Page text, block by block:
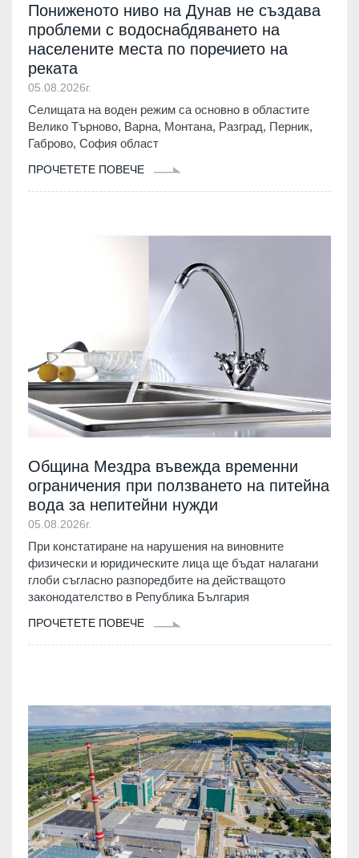
Пониженото ниво на Дунав не създава
проблеми с водоснабдяването на
населените места по поречието на
реката
05.08.2026г.
Селищата на воден режим са основно в областите
Велико Търново, Варна, Монтана, Разград, Перник,
Габрово, София област
ПРОЧЕТЕТЕ ПОВЕЧЕ
Община Мездра въвежда временни
ограничения при ползването на питейна
вода за непитейни нужди
05.08.2026г.
При констатиране на нарушения на виновните
физически и юридическите лица ще бъдат налагани
глоби съгласно разпоредбите на действащото
законодателство в Република България
ПРОЧЕТЕТЕ ПОВЕЧЕ